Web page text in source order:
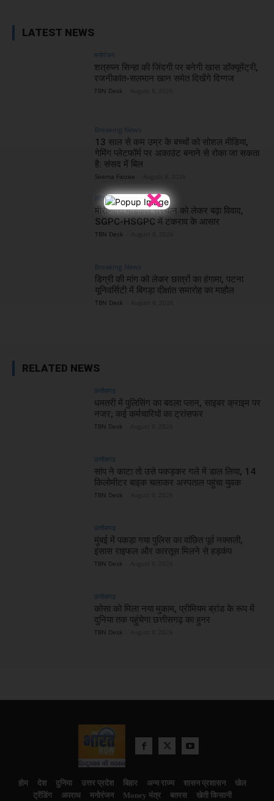
×
LATEST NEWS
मनोरंजन
शत्रुघ्न सिन्हा की जिंदगी पर बनेगी खास डॉक्यूमेंट्री,
रजनीकांत-सलमान खान समेत दिखेंगे दिग्गज
TBN Desk
Breaking News
13 साल से कम उम्र के बच्चों को सोशल मीडिया,
गेमिंग प्लेटफॉर्म पर अकाउंट बनाने से रोका जा सकता
है: संसद में बिल
Seema Faizee
हरियाणा
मीरी-पीरी मेडिकल संस्थान को लेकर बढ़ा विवाद,
SGPC-HSGPC में टकराव के आसार
TBN Desk
Breaking News
डिग्री की मांग को लेकर छात्रों का हंगामा, पटना
यूनिवर्सिटी में बिगड़ा दीक्षांत समारोह का माहौल
TBN Desk
RELATED NEWS
छत्तीसगढ़
धमतरी में पुलिसिंग का बदला प्लान, साइबर क्राइम पर
नजर; कई कर्मचारियों का ट्रांसफर
TBN Desk
छत्तीसगढ़
सांप ने काटा तो उसे पकड़कर गले में डाल लिया, 14
किलोमीटर बाइक चलाकर अस्पताल पहुंचा युवक
TBN Desk
छत्तीसगढ़
मुंबई में पकड़ा गया पुलिस का वांछित पूर्व नक्सली,
इंसास राइफल और कारतूस मिलने से हड़कंप
TBN Desk
छत्तीसगढ़
कोसा को मिला नया मुकाम, प्रीमियम ब्रांड के रूप में
दुनिया तक पहुंचेगा छत्तीसगढ़ का हुनर
TBN Desk
होम देश दुनिया उत्तर प्रदेश बिहार अन्य राज्य शासन प्रशासन
खेल
ट्रेंडिंग
अपराध मनोरंजन Money मंत्र बतरस
खेती किसानी